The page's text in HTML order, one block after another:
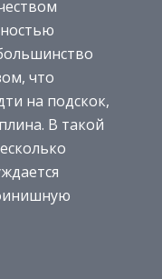
что
на подскок,
В такой